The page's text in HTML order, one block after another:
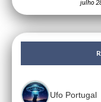
julho
Ufo Portugal